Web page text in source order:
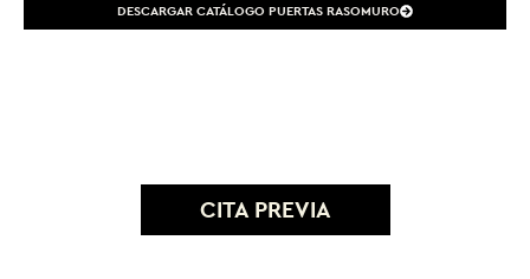
DESCARGAR CATÁLOGO PUERTAS RASOMURO
CITA PREVIA